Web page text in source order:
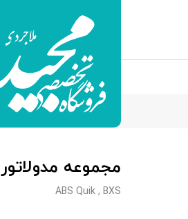
مجموعه مدولاتور ABS کوئیک، BXS
ABS Quik , BXS